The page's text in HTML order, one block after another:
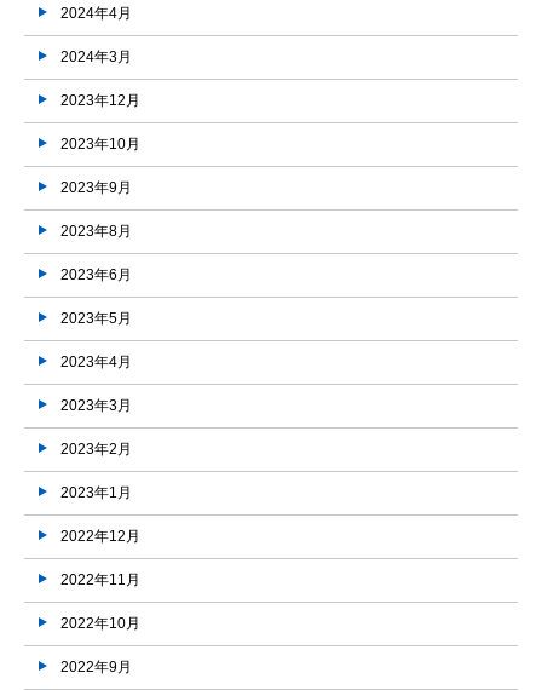
2024年4月
2024年3月
2023年12月
2023年10月
2023年9月
2023年8月
2023年6月
2023年5月
2023年4月
2023年3月
2023年2月
2023年1月
2022年12月
2022年11月
2022年10月
2022年9月